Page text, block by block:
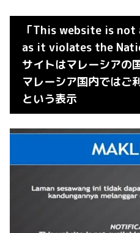
「This website is
as it violates the
サイトはマレーシアの
マレーシア国内ではご
という表示